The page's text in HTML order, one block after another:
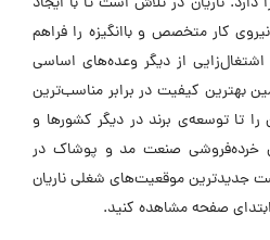
کار متخصص و باانگیزه را فراهم
از دیگر وعده‌های اساسی
بهترین کیفیت در برابر مناسب‌ترین
را تا توسعه‌ی برند در دیگر کشورها و
خرده‌فروشی صنعت مد و پوشاک در
جدیدترین موقعیت‌های شغلی ناریان
ابتدای صفحه مشاهده کنید.